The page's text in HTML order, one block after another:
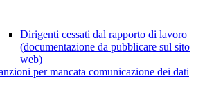
Dirigenti cessati dal rapporto di lavoro
(documentazione da pubblicare sul sito
web)
per mancata comunicazione dei dati